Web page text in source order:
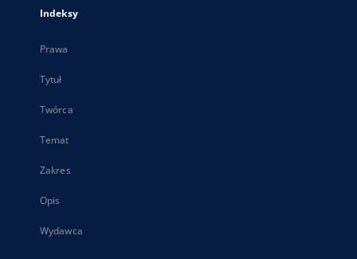
Indeksy
Prawa
Tytuł
Twórca
Temat
Zakres
Opis
Wydawca